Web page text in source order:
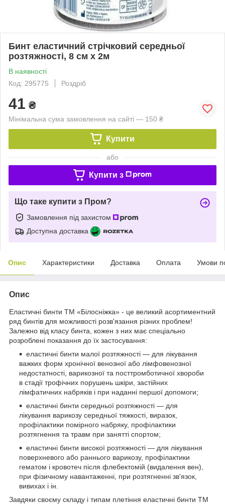
Бинт еластичний стрічковий середньої
розтяжності, 8 см х 2м
В наявності
Код: 295775
Роздріб
41 ₴
Мінімальна сума замовлення на сайті — 150 ₴
Купити
або
Купити з
Що таке купити з Пром?
Замовлення під захистом
Доступна доставка
Опис Характеристики Доставка Оплата Умови
Опис
Еластичні бинти ТМ «Білосніжка» - це великий асортиментний
ряд бинтів для можливості розв'язання різних проблем!
Залежно від класу бинта, кожен з них має спеціально
розроблені показання до їх застосування:
еластичні бинти малої розтяжності — для лікування
важких форм хронічної венозної або лімфовенозної
недостатності, варикозної та посттромботичної хвороби
в стадії трофічних порушень шкіри, застійних
лімфатичних набряків і при наданні першої допомоги;
еластичні бинти середньої розтяжності — для
лікування варикозу середньої тяжкості, виразок,
профілактики помірного набряку, профілактики
розтягнення та травм при занятті спортом;
еластичні бинти високої розтяжності — для лікування
поверхневого або раннього варикозу, профілактики
гематом і кровотеч після флебектомій (видалення вен),
при фізичному навантаженні, при розтягненні зв'язок,
вивихах і ін.
Завдяки своєму складу і типам плетіння еластичні бинти ТМ